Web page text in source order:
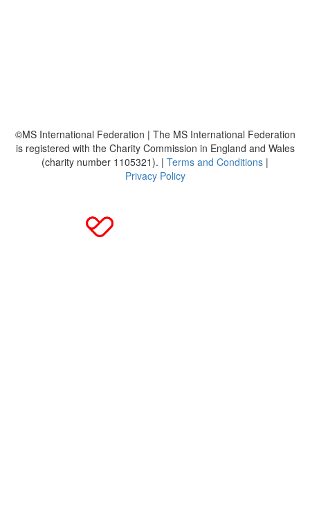
©MS International Federation | The MS International Federation
is registered with the Charity Commission in England and Wales
(charity number 1105321). | Terms and Conditions |
Privacy Policy